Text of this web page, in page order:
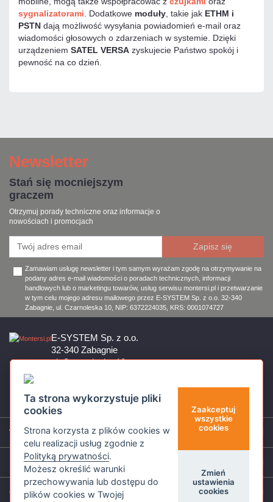
sygnalizatorami . Dodatkowe moduły , takie jak ETHM i
PSTN dają możliwość wysyłania powiadomień e-mail oraz
wiadomości głosowych o zdarzeniach w systemie. Dzięki
urządzeniem SATEL VERSA zyskujecie Państwo spokój i
pewność na co dzień.
Newsletter
Stań się mocniejszym
graczem
Otrzymuj porady techniczne oraz informacje o
nowościach i promocjach
Zamawiam usługę newsletter i tym samym wyrażam zgodę na otrzymywanie na
podany adres e-mail wiadomości o poradach technicznych, informacji
handlowych lub o marketingu towarów, usług serwisu montersi.pl i przetwarzanie
w tym celu mojego adresu mailowego przez E-SYSTEM Sp. z o.o. 32-340
Zabagnie, ul. Czarnoleska 10, NIP: 6372224035, KRS: 0001074727
E-SYSTEM Sp. z o.o.
32-340 Zabagnie
ul. Czarnoleska 10
sklep@montersi.pl
Wsparcie
Informacje
O nas
Ta strona wykorzystuje pliki
cookies
Strona korzysta z plików cookies w
celu realizacji usług zgodnie z
Polityką prywatności.
Możesz określić warunki
przechowywania lub dostępu do
plików cookies w Twojej
Zaakceptuj
wszystkie
cookies
Zmień
ustawienia
cookies